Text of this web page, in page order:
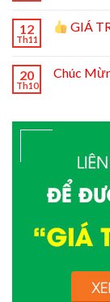
12
Th11
GIÁ
20
Th10
Chúc